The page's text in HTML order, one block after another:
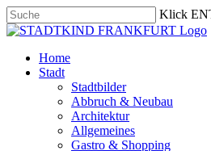
Skip
to
content
Klick
Close
search
Menu
Home
Stadt
Stadtbilder
Abbruch & Neubau
Architektur
Allgemeines
Gastro & Shopping